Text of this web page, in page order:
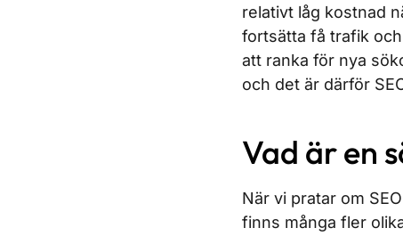
relativt låg kostnad
fortsätta få trafik
att ranka för nya
och det är därför
Vad är en
När vi pratar om
finns många fler